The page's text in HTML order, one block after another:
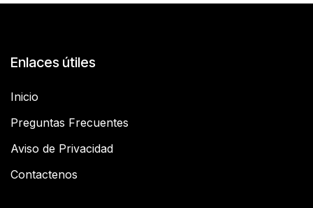
Enlaces útiles
Inicio
Preguntas Frecuentes
Aviso de Privacidad
Contactenos